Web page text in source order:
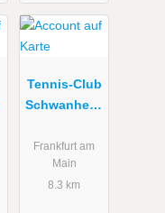
Tennis-Club
Schwanheim
Frankfurt am
Main
8.3 km